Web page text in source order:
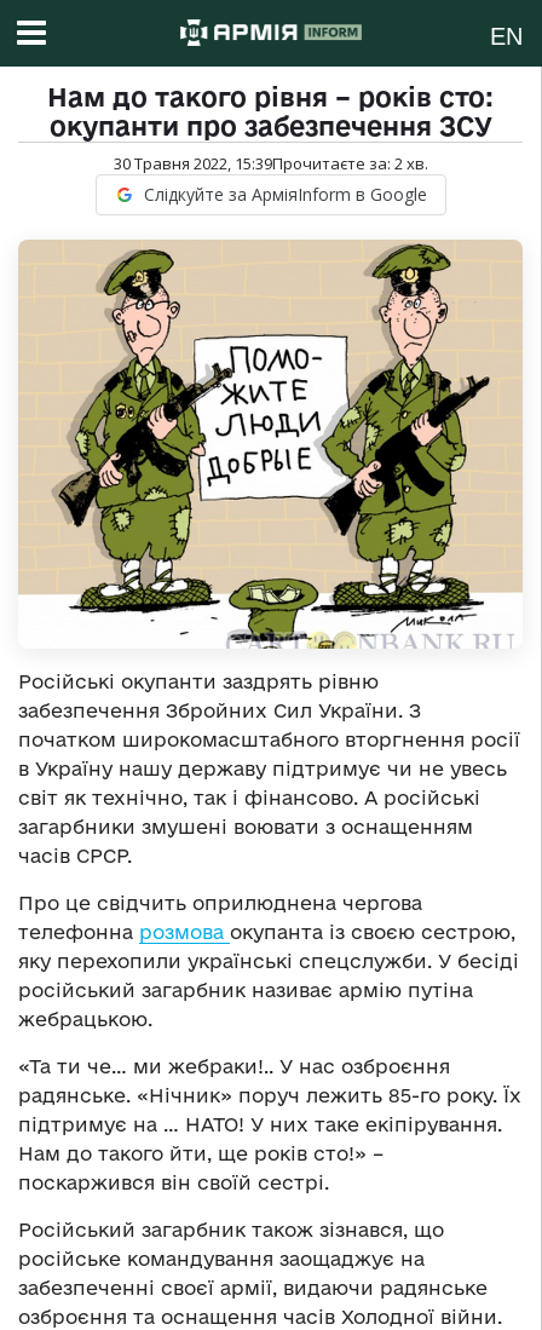
EN
Нам до такого рівня – років сто:
окупанти про забезпечення ЗСУ
30 Травня 2022, 15:39Прочитаєте за: 2хв.
Слідкуйте за АрміяInform в Google
Російські окупанти заздрять рівню
забезпечення Збройних Сил України. З
початком широкомасштабного вторгнення росії
в Україну нашу державу підтримує чи не увесь
світ як технічно, так і фінансово. А російські
загарбники змушені воювати з оснащенням
часів СРСР.
Про це свідчить оприлюднена чергова
телефонна розмова окупанта із своєю сестрою,
яку перехопили українські спецслужби. У бесіді
російський загарбник називає армію путіна
жебрацькою.
«Та ти че… ми жебраки!.. У нас озброєння
радянське. «Нічник» поруч лежить 85-го року. Їх
підтримує на … НАТО! У них таке екіпірування.
Нам до такого йти, ще років сто!» –
поскаржився він своїй сестрі.
Російський загарбник також зізнався, що
російське командування заощаджує на
забезпеченні своєї армії, видаючи радянське
озброєння та оснащення часів Холодної війни.